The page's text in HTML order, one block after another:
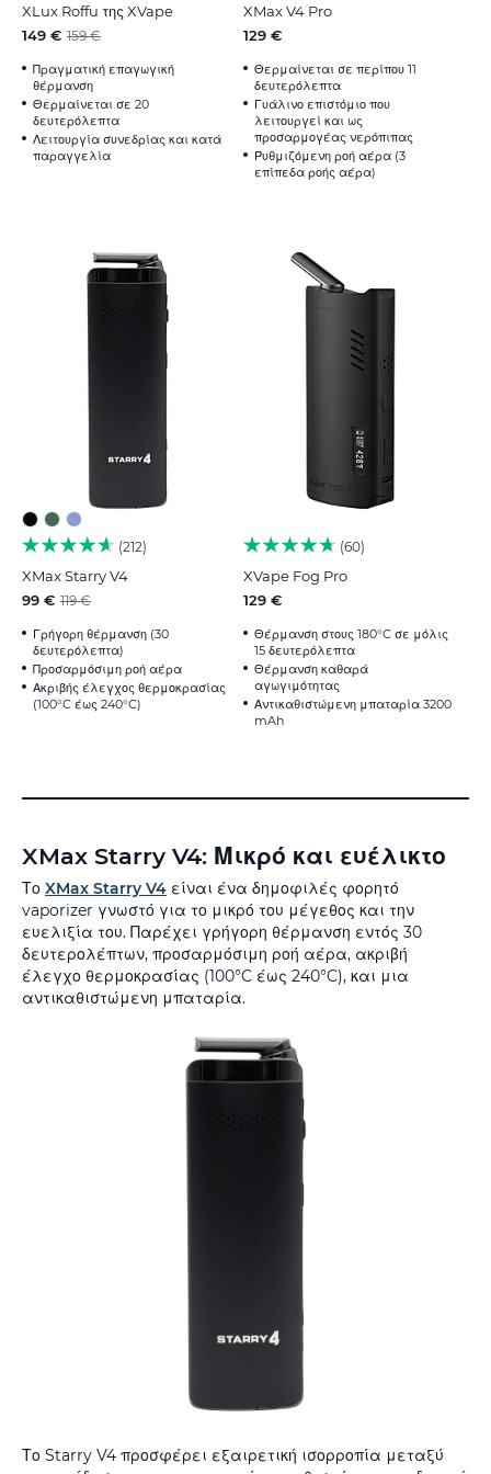
XLux Roffu της XVape
149 € 159 €
Πραγματική επαγωγική
θέρμανση
Θερμαίνεται σε 20
δευτερόλεπτα
Λειτουργία συνεδρίας και κατά
παραγγελία
XMax V4 Pro
129 €
Θερμαίνεται σε περίπου 11
δευτερόλεπτα
Γυάλινο επιστόμιο που
λειτουργεί και ως
προσαρμογέας νερόπιπας
Ρυθμιζόμενη ροή αέρα (3
επίπεδα ροής αέρα)
212
XMax Starry V4
99 € 119 €
Γρήγορη θέρμανση (30
δευτερόλεπτα)
Προσαρμόσιμη ροή αέρα
Ακριβής έλεγχος θερμοκρασίας
(100°C έως 240°C)
60
XVape Fog Pro
129 €
Θέρμανση στους 180°C σε μόλις
15 δευτερόλεπτα
Θέρμανση καθαρά
αγωγιμότητας
Αντικαθιστώμενη μπαταρία 3200
mAh
XMax Starry V4: Μικρό και ευέλικτο
Το XMax Starry V4 είναι ένα δημοφιλές φορητό
vaporizer γνωστό για το μικρό του μέγεθος και την
ευελιξία του. Παρέχει γρήγορη θέρμανση εντός 30
δευτερολέπτων, προσαρμόσιμη ροή αέρα, ακριβή
έλεγχο θερμοκρασίας (100°C έως 240°C), και μια
αντικαθιστώμενη μπαταρία.
Το Starry V4 προσφέρει εξαιρετική ισορροπία μεταξύ